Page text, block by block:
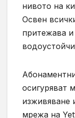
нивото на
Освен
притежава
осигуряват
изживяване
мрежа на